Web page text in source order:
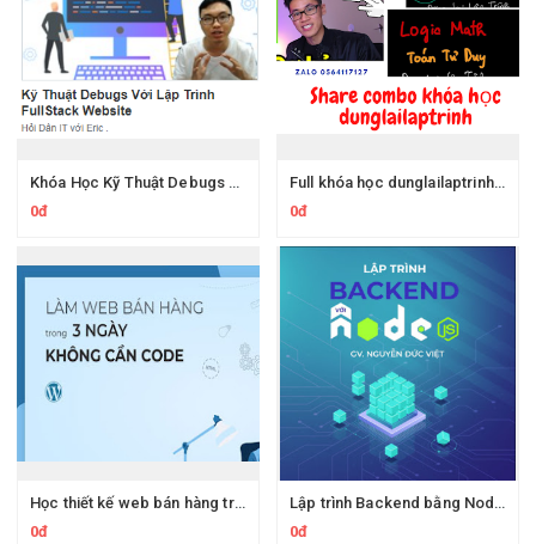
Khóa Học Kỹ Thuật Debugs Với Lập Trình FullStack Website Của Hoidanit
0đ
Full khóa học dunglailaptrinh.com
0đ
Học thiết kế web bán hàng trong 3 ngày cho người không chuyên
0đ
Lập trình Backend bằng Node JS, MongoDB, Mongoose, và PostgreSQL
0đ